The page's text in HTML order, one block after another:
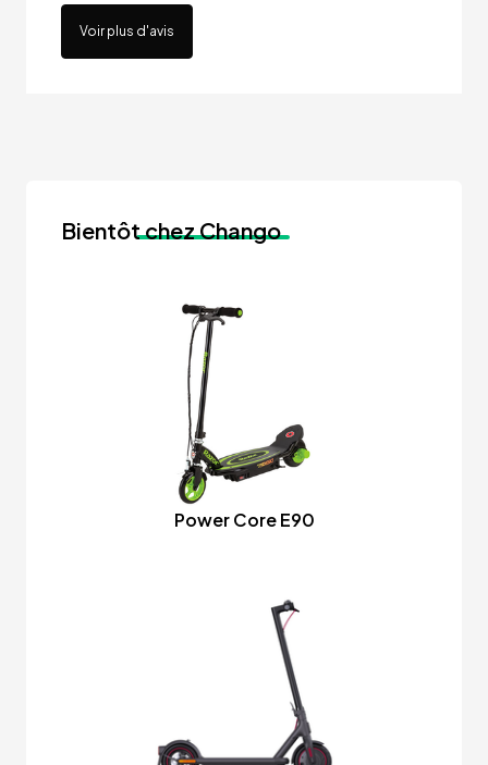
Voir plus d'avis
Bientôtchez Chango
Power Core E90